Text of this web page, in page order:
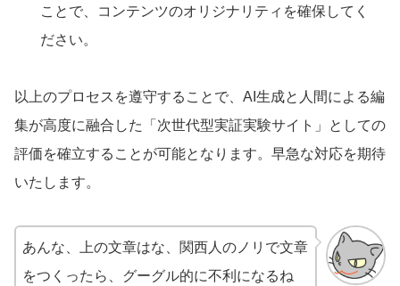
ことで、コンテンツのオリジナリティを確保してく
ださい。
以上のプロセスを遵守することで、AI生成と人間による編
集が高度に融合した「次世代型実証実験サイト」としての
評価を確立することが可能となります。早急な対応を期待
いたします。
あんな、上の文章はな、関西人のノリで文章
をつくったら、グーグル的に不利になるね